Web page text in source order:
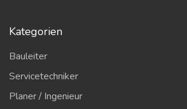
Kategorien
Bauleiter
Servicetechniker
Planer / Ingenieur